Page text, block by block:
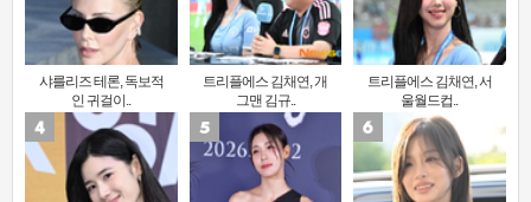
샤를리즈 테론, 독보적
인 귀걸이..
트리플에스 김채연, 개
그맨 김규..
트리플에스 김채연, 서
울월드컵..